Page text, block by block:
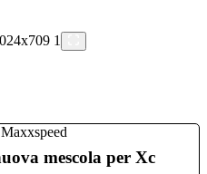
mescola per Xc